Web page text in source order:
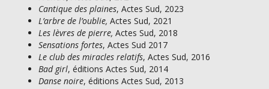
Cantique des plaines, Actes Sud, 2023
L’arbre de l’oublie, Actes Sud, 2021
Les lèvres de pierre, Actes Sud, 2018
Sensations fortes, Actes Sud 2017
Le club des miracles relatifs, Actes Sud, 2016
Bad girl, éditions Actes Sud, 2014
Danse noire, éditions Actes Sud, 2013